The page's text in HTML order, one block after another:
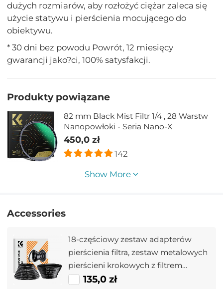
dużych rozmiarów, aby rozłożyć ciężar zaleca się
użycie statywu i pierścienia mocującego do
obiektywu.
* 30 dni bez powodu Powrót, 12 miesięcy
gwarancji jako?ci, 100% satysfakcji.
Produkty powiązane
82 mm Black Mist Filtr 1/4 , 28 Warstw
Nanopowłoki - Seria Nano-X
450,0 zł
142
Show More
Accessories
18-częściowy zestaw adapterów
pierścienia filtra, zestaw metalowych
pierścieni krokowych z filtrem
obiektywu aparatu (zawiera 9 szt.
135,0 zł